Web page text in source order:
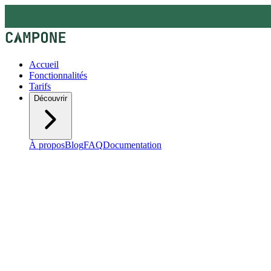
Accueil
Fonctionnalités
Tarifs
Découvrir
À proposBlogFAQDocumentation